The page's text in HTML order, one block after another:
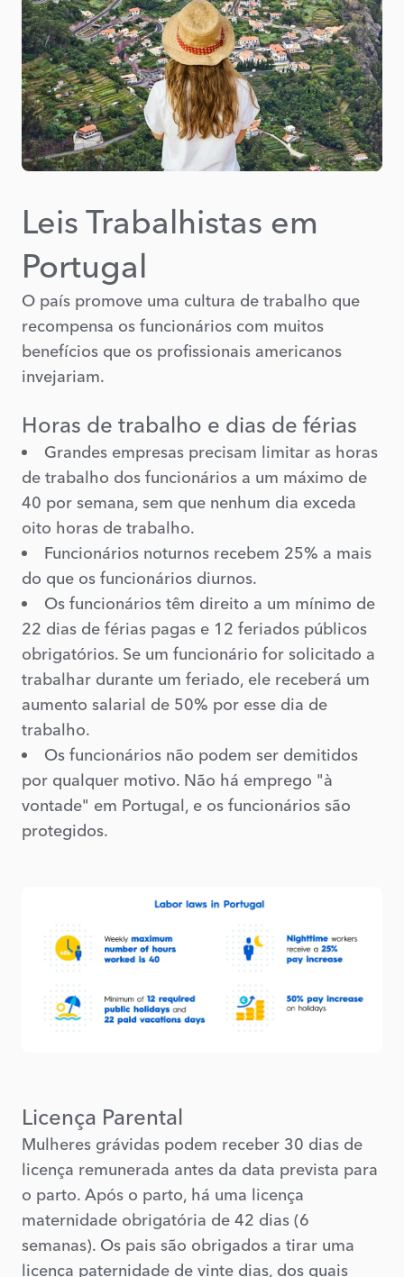
Leis Trabalhistas em
Portugal
O país promove uma cultura de trabalho que
recompensa os funcionários com muitos
benefícios que os profissionais americanos
invejariam.
Horas de trabalho e dias de férias
Grandes empresas precisam limitar as horas
de trabalho dos funcionários a um máximo de
40 por semana, sem que nenhum dia exceda
oito horas de trabalho.
Funcionários noturnos recebem 25% a mais
do que os funcionários diurnos.
Os funcionários têm direito a um mínimo de
22 dias de férias pagas e 12 feriados públicos
obrigatórios. Se um funcionário for solicitado a
trabalhar durante um feriado, ele receberá um
aumento salarial de 50% por esse dia de
trabalho.
Os funcionários não podem ser demitidos
por qualquer motivo. Não há emprego "à
vontade" em Portugal, e os funcionários são
protegidos.
Licença Parental
Mulheres grávidas podem receber 30 dias de
licença remunerada antes da data prevista para
o parto. Após o parto, há uma licença
maternidade obrigatória de 42 dias (6
semanas). Os pais são obrigados a tirar uma
licença paternidade de vinte dias, dos quais